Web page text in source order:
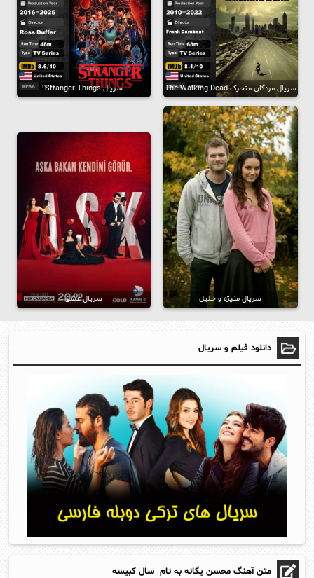
سریال مردگان متحرک The Walking Dead سریال Stranger Things
سریال منیژه و خلیل سریال عشق
دانلود فیلم و سریال
متن آهنگ محسن یگانه به نام سال کبیسه